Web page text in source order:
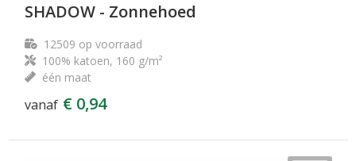
SHADOW - Zonnehoed
12509 op voorraad
100% katoen, 160 g/m²
één maat
vanaf € 0,94